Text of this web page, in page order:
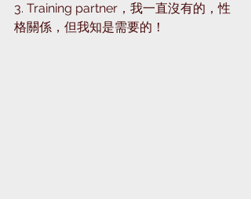
3. Training partner，我一直沒有的，性
格關係，但我知是需要的‍！